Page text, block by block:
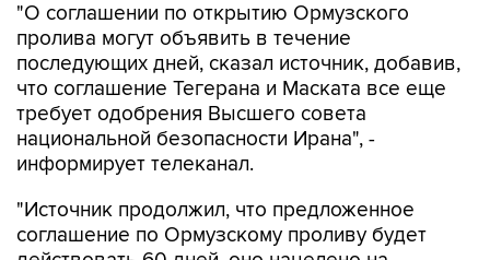
"О соглашении по открытию Ормузского
пролива могут объявить в течение
последующих дней, сказал источник, добавив,
что соглашение Тегерана и Маската все еще
требует одобрения Высшего совета
национальной безопасности Ирана", -
информирует телеканал.
"Источник продолжил, что предложенное
соглашение по Ормузскому проливу будет